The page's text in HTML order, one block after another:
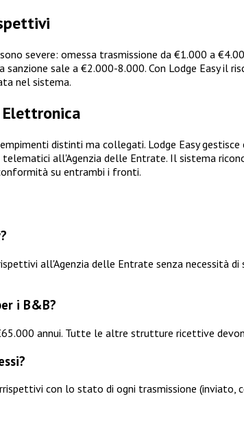
severe: omessa trasmissione da €1.000 a
sale a €2.000-8.000. Con Lodge Easy il
nel sistema.
distinti ma collegati. Lodge Easy
all'Agenzia delle Entrate. Il sistema
su entrambi i fronti.
all'Agenzia delle Entrate senza necessità
i B&B?
annui. Tutte le altre strutture ricettive
con lo stato di ogni trasmissione